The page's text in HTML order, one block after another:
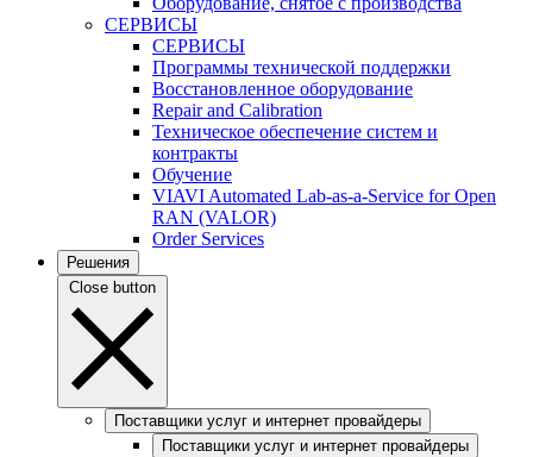
СЕРВИСЫ
СЕРВИСЫ
Программы технической поддержки
Восстановленное оборудование
Repair and Calibration
Техническое обеспечение систем и
контракты
Обучение
VIAVI Automated Lab-as-a-Service for Open
RAN (VALOR)
Order Services
Решения
Close button
Поставщики услуг и интернет провайдеры
Поставщики услуг и интернет провайдеры